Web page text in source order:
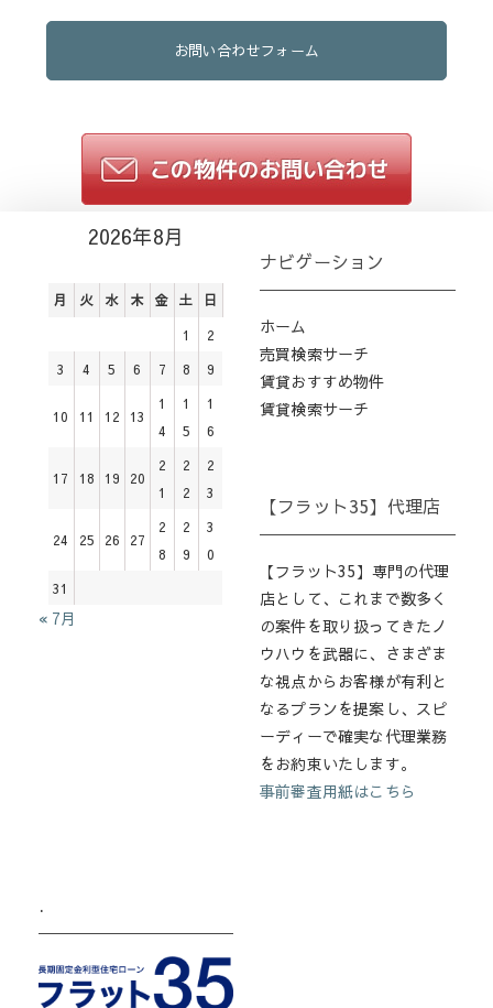
お問い合わせフォーム
2026年8月
月 火 水 木 金 土 日
1
2
3
4 5 6 7 8 9
10 11 12 13
1
4
1
5
1
6
17 18 19 20
2
1
2
2
2
3
24 25 26 27
2
8
2
9
3
0
31
« 7月
ナビゲーション
ホーム
売買検索サーチ
賃貸おすすめ物件
賃貸検索サーチ
【フラット35】代理店
【フラット35】専門の代理
店として、これまで数多く
の案件を取り扱ってきたノ
ウハウを武器に、さまざま
な視点からお客様が有利と
なるプランを提案し、スピ
ーディーで確実な代理業務
をお約束いたします。
事前審査用紙はこちら
.